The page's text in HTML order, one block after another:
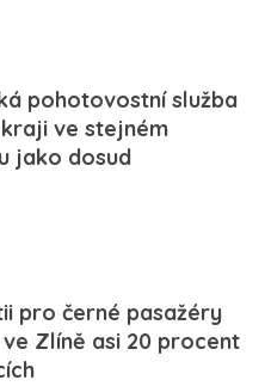
pohotovostní služba
ve stejném
jako dosud
pro černé pasažéry
Zlíně asi 20 procent